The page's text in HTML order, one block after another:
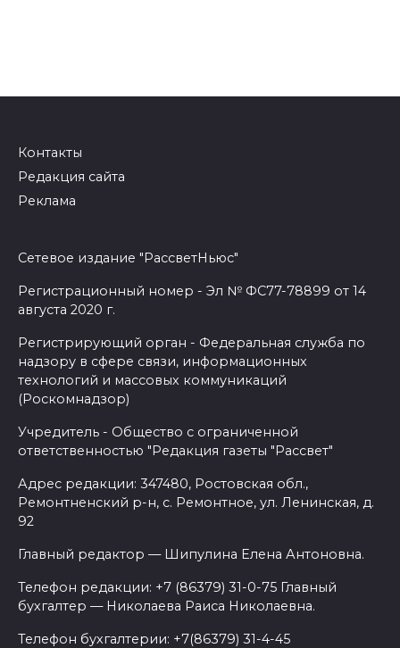
Контакты
Редакция сайта
Реклама
Сетевое издание "РассветНьюс"
Регистрационный номер - Эл № ФС77-78899 от 14
августа 2020 г.
Регистрирующий орган - Федеральная служба по
надзору в сфере связи, информационных
технологий и массовых коммуникаций
(Роскомнадзор)
Учредитель - Общество с ограниченной
ответственностью "Редакция газеты "Рассвет"
Адрес редакции: 347480, Ростовская обл.,
Ремонтненский р-н, с. Ремонтное, ул. Ленинская, д.
92
Главный редактор — Шипулина Елена Антоновна.
Телефон редакции: +7 (86379) 31-0-75 Главный
бухгалтер — Николаева Раиса Николаевна.
Телефон бухгалтерии: +7(86379) 31-4-45